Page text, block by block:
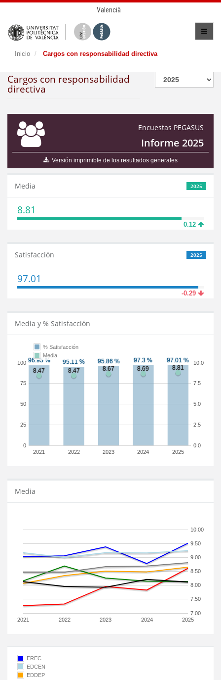
Valencià
Inicio Cargos con responsabilidad directiva
Cargos con responsabilidad
directiva
Encuestas PEGASUS
Informe 2025
Versión imprimible de los resultados generales
2025
Media
8.81
0.12
2025
Satisfacción
97.01
-0.29
Media y % Satisfacción
2021 2022 2023 2024 2025
0
25
50
75
100
0.0
2.5
5.0
7.5
10.0
% Satisfacción
Media
Media
2021 2022 2023 2024 2025
7.00
7.50
8.00
8.50
9.00
9.50
10.00
EREC
EDCEN
EDDEP